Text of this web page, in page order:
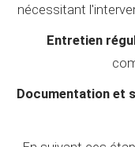
nécessitant
Entretien
Documentation et